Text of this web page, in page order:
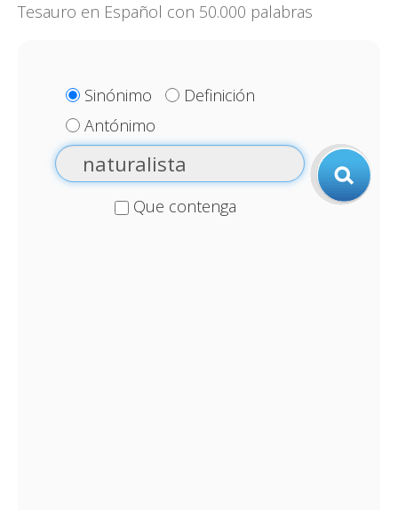
Tesauro en Español con 50.000 palabras
Sinónimo
Definición
Antónimo
Que contenga